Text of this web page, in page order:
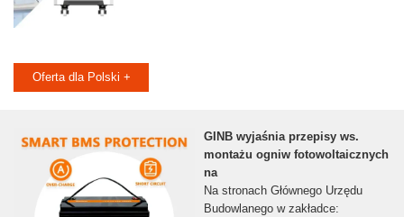
Oferta dla Polski +
GINB wyjaśnia przepisy ws.
montażu ogniw fotowoltaicznych
na
Na stronach Głównego Urzędu
Budowlanego w zakładce: